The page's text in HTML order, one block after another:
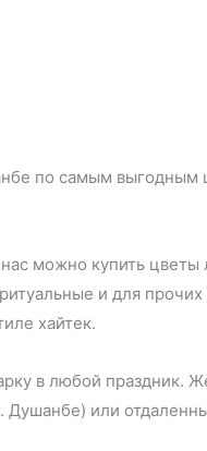
по самым выгодным
можно купить
и для
хайтек.
в любой праздник.
Душанбе) или